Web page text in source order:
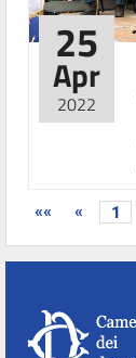
25
Apr
2022
«« « 1